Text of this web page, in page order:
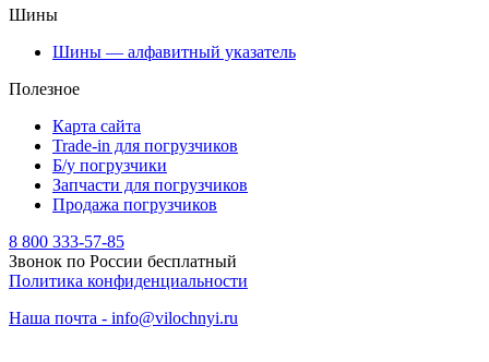
Шины
Шины — алфавитный указатель
Полезное
Карта сайта
Trade-in для погрузчиков
Б/у погрузчики
Запчасти для погрузчиков
Продажа погрузчиков
8 800 333-57-85
Звонок по России бесплатный
Политика конфиденциальности
Наша почта - info@vilochnyi.ru